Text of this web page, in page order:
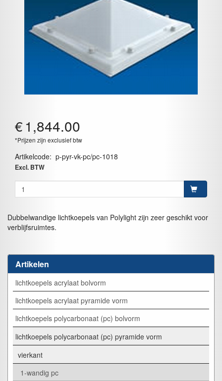
Artikelen
lichtkoepels acrylaat bolvorm
lichtkoepels acrylaat pyramide vorm
lichtkoepels polycarbonaat (pc) bolvorm
lichtkoepels polycarbonaat (pc) pyramide vorm
vierkant
1-wandig pc
€1,844.00
*Prijzen zijn exclusief btw
Artikelcode: p-pyr-vk-pc/pc-1018
Excl. BTW
Dubbelwandige lichtkoepels van Polylight zijn zeer geschikt voor
verblijfsruimtes.